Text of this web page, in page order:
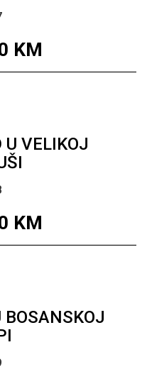
KM
U VELIKOJ
KM
BOSANSKOJ